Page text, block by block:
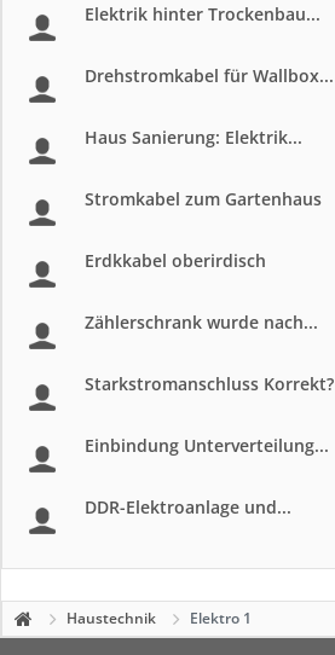
Elektrik hinter Trockenbau...
Drehstromkabel für Wallbox...
Haus Sanierung: Elektrik...
Stromkabel zum Gartenhaus
Erdkkabel oberirdisch
Zählerschrank wurde nach...
Starkstromanschluss Korrekt?
Einbindung Unterverteilung...
DDR-Elektroanlage und...
Haustechnik Elektro 1